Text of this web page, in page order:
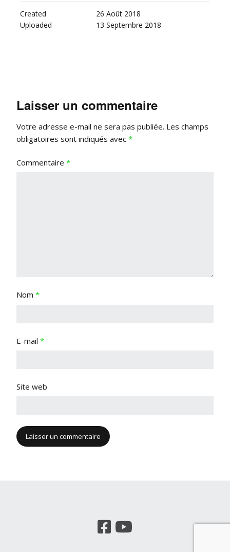
Created
26 Août 2018
Uploaded
13 Septembre 2018
Laisser un commentaire
Votre adresse e-mail ne sera pas publiée. Les champs
obligatoires sont indiqués avec *
Commentaire *
Nom *
E-mail *
Site web